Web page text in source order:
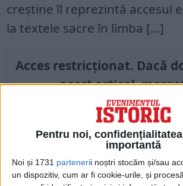
Pentru noi,
importantă
Noi și 1731 partenerii noștri stocăm și/sau
un dispozitiv, cum ar fi cookie-urile, și
creștine îl reprezintă accesul
la textele sacre în limba […]
Acces restricționat. Dacă
acest articol,
edituradecarte.roși
Februarie 2023
Din ultima ediție ...
Regina României